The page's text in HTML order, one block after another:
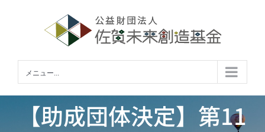
メニュー...
【助成団体決定】第11